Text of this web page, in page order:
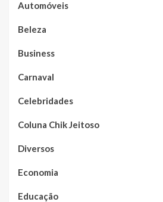
Automóveis
Beleza
Business
Carnaval
Celebridades
Coluna Chik Jeitoso
Diversos
Economia
Educação